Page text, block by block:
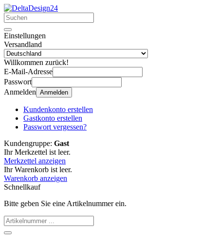
Einstellungen
Versandland
Willkommen zurück!
E-Mail-Adresse
Passwort
Anmelden Anmelden
Kundenkonto erstellen
Gastkonto erstellen
Passwort vergessen?
Kundengruppe: Gast
Ihr Merkzettel ist leer.
Merkzettel anzeigen
Ihr Warenkorb ist leer.
Warenkorb anzeigen
Schnellkauf
Bitte geben Sie eine Artikelnummer ein.